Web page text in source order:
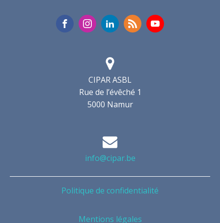
CIPAR ASBL
Rue de l’évêché 1
5000 Namur
info@cipar.be
Politique de confidentialité
Mentions légales